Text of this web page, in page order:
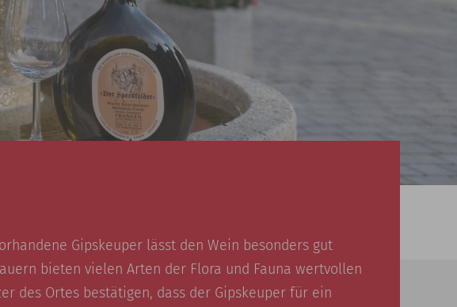
Gipskeuper lässt den Wein besonders gut
bieten vielen Arten der Flora und Fauna wertvollen
des Ortes bestätigen, dass der Gipskeuper für ein